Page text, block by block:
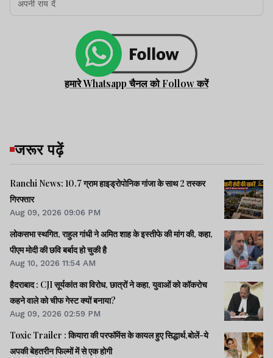
हमारे Whatsapp चैनल को Follow करें
जरूर पढ़ें
Ranchi News: 10.7 ग्राम हाइड्रोपोनिक गांजा के साथ 2 तस्कर
गिरफ्तार
Aug 09, 2026 09:06 PM
लोकसभा स्थगित, राहुल गांधी ने अमित शाह के इस्तीफे की मांग की, कहा,
पीएम मोदी की छवि बर्बाद हो चुकी है
Aug 10, 2026 11:54 AM
हैदराबाद : CJI सूर्यकांत का विरोध, छात्रों ने कहा, युवाओं को कॉकरोच
कहने वाले को चीफ गेस्ट क्यों बनाया?
Aug 09, 2026 02:59 PM
Toxic Trailer : कियारा की परफॉमेंस के कायल हुए सिद्धार्थ,बोलें-ये
अपकी बेहतरीन फिल्मों में से एक होगी